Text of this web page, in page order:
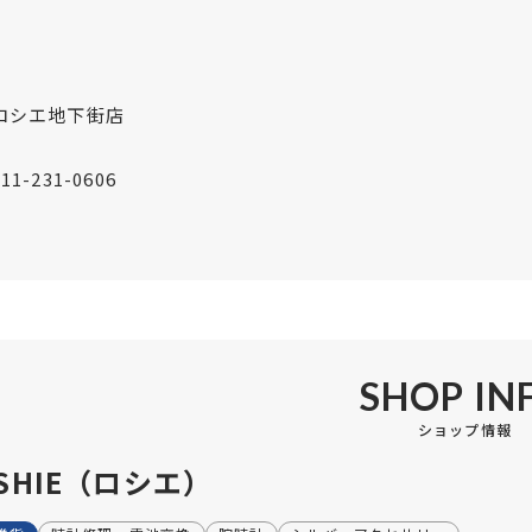
シエ地下街店
231-0606
SHOP
ショップ情報
（ロシエ）